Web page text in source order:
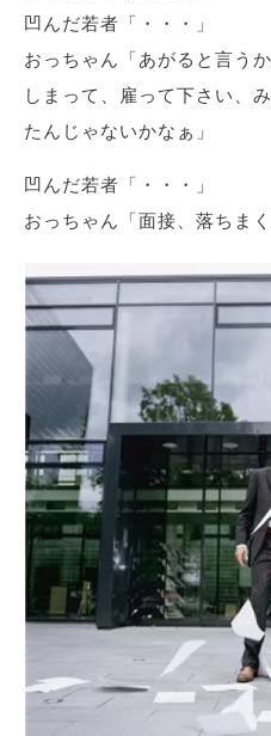
凹んだ若者「・・・」
おっちゃん「あがると言う
しまって、雇って下さい、
たんじゃないかなぁ」
凹んだ若者「・・・」
おっちゃん「面接、落ちま